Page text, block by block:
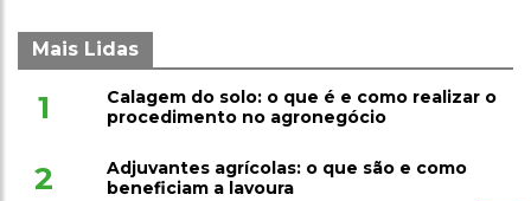
Mais Lidas
1
Calagem do solo: o que é e como realizar o
procedimento no agronegócio
2
Adjuvantes agrícolas: o que são e como
beneficiam a lavoura